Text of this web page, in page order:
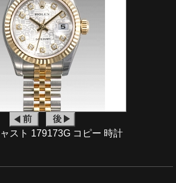
スト 179173G コピー 時計